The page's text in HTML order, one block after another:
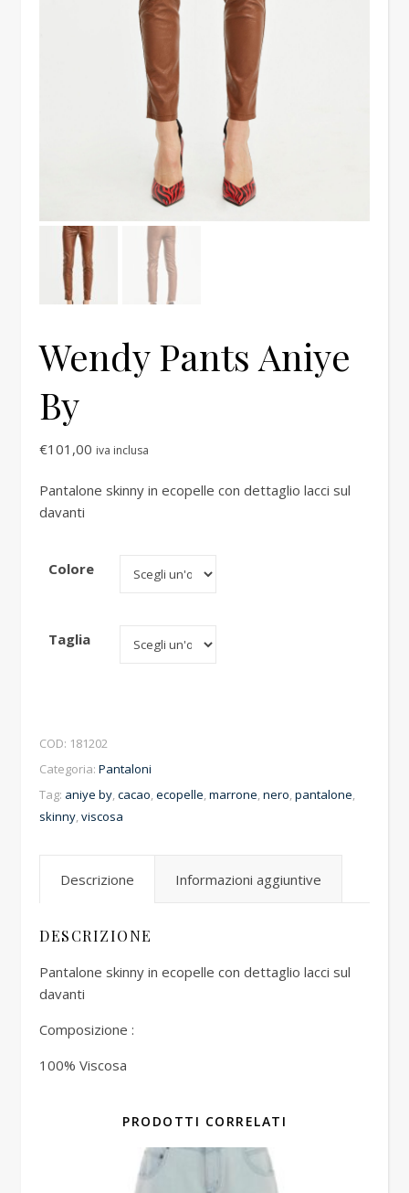
Wendy Pants Aniye
By
€101,00 iva inclusa
Pantalone skinny in ecopelle con dettaglio lacci sul
davanti
Colore
Taglia
COD: 181202
Categoria: Pantaloni
Tag: aniye by,cacao,ecopelle,marrone,nero,pantalone,
skinny,viscosa
Descrizione Informazioni aggiuntive
DESCRIZIONE
Pantalone skinny in ecopelle con dettaglio lacci sul
davanti
Composizione :
100% Viscosa
PRODOTTI CORRELATI